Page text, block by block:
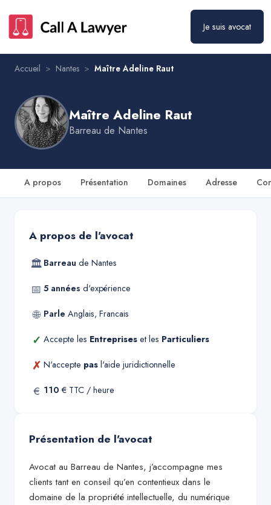
Je suis avocat
Accueil > Nantes > Maître Adeline Raut
Maître Adeline Raut
Barreau de Nantes
A propos Présentation Domaines Adresse
A propos de l'avocat
🏛 Barreau de Nantes
📅 5 années d'expérience
🌐 Parle Anglais, Francais
✓ Accepte les Entreprises et les Particuliers
✗ N'accepte pas l'aide juridictionnelle
€ 110 € TTC / heure
Présentation de l'avocat
Avocat au Barreau de Nantes, j’accompagne mes
clients tant en conseil qu’en contentieux dans le
domaine de la propriété intellectuelle, du numérique